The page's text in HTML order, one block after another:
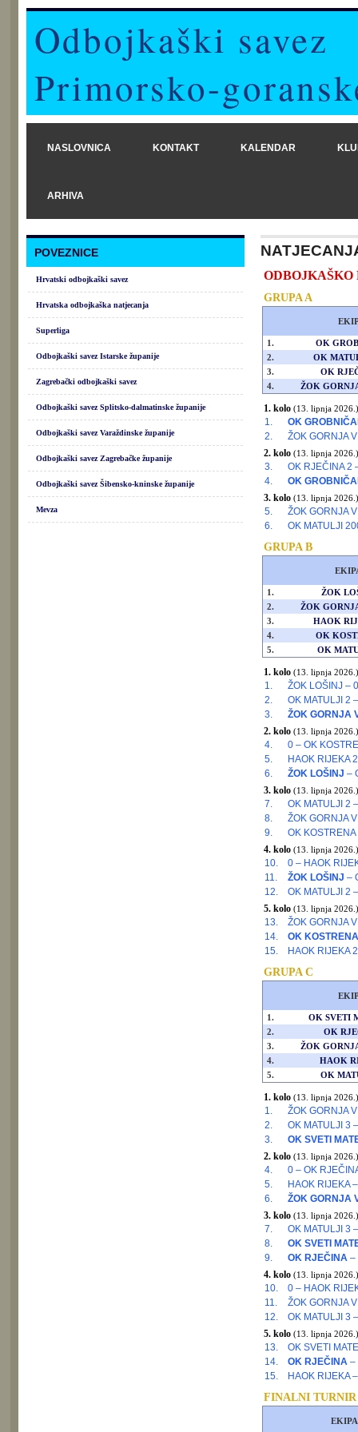
Odbojkaški savez
Primorsko-
NASLOVNICA KONTAKT KALENDAR
ARHIVA
POVEZNICE
Hrvatski odbojkaški savez
Hrvatska odbojkaška natjecanja
Superliga
Odbojkaški savez Istarske županije
Zagrebački odbojkaški savez
Odbojkaški savez Splitsko-dalmatinske županije
Odbojkaški savez Varaždinske županije
Odbojkaški savez Zagrebačke županije
Odbojkaški savez Šibensko-kninske županije
Mevza
ODBOJKAŠKO
GRUPA A
1.
OK
2.
OK
3.
OK
4.
ŽOK
1. kolo (13. lipnja 2026.)
1.
OK
2.
ŽOK GORNJA
2. kolo (13. lipnja 2026.)
3.
OK RJEČINA 2
4.
OK
3. kolo (13. lipnja 2026.)
5.
ŽOK GORNJA
6.
OK MATULJI
GRUPA B
1.
ŽOK
2.
ŽOK
3.
HAOK
4.
OK
5.
OK
1. kolo (13. lipnja 2026.)
1.
ŽOK LOŠINJ – 0
2.
OK MATULJI 2
3.
ŽOK GORNJA
2. kolo (13. lipnja 2026.)
4.
0 – OK
5.
HAOK RIJEKA
6.
ŽOK LOŠINJ –
3. kolo (13. lipnja 2026.)
7.
OK MATULJI 2
8.
ŽOK GORNJA
9.
OK
4. kolo (13. lipnja 2026.)
10.
0 – HAOK
11.
ŽOK LOŠINJ –
12.
OK MATULJI 2
5. kolo (13. lipnja 2026.)
13.
ŽOK GORNJA
14.
OK KOSTRENA
15.
HAOK RIJEKA
GRUPA C
1.
OK SVETI
2.
OK
3.
ŽOK
4.
HAOK
5.
OK
1. kolo (13. lipnja 2026.)
1.
ŽOK GORNJA
2.
OK MATULJI 3
3.
OK SVETI
2. kolo (13. lipnja 2026.)
4.
0 – OK
5.
HAOK RIJEKA
6.
ŽOK GORNJA
3. kolo (13. lipnja 2026.)
7.
OK MATULJI 3
8.
OK SVETI
9.
OK RJEČINA–
4. kolo (13. lipnja 2026.)
10.
0 – HAOK
11.
ŽOK GORNJA
12.
OK MATULJI 3
5. kolo (13. lipnja 2026.)
13.
OK SVETI
14.
OK RJEČINA–
15.
HAOK RIJEKA
FINALNI TURNIR
EKIPA